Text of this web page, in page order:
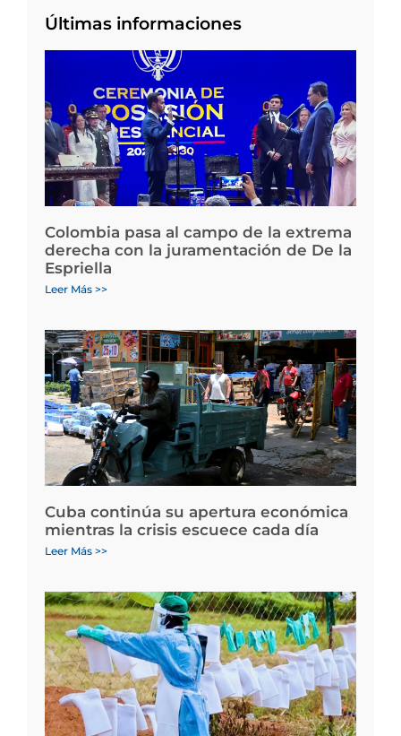
Últimas informaciones
Colombia pasa al campo de la extrema
derecha con la juramentación de De la
Espriella
Leer Más >>
Cuba continúa su apertura económica
mientras la crisis escuece cada día
Leer Más >>